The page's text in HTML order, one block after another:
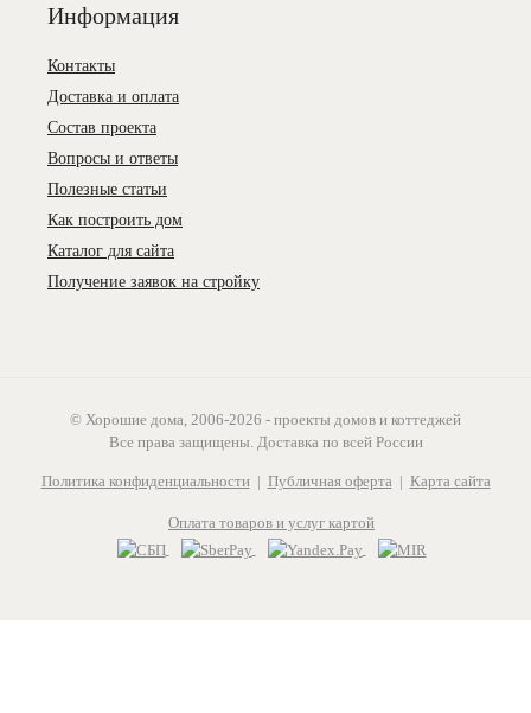
Информация
Контакты
Доставка и оплата
Состав проекта
Вопросы и ответы
Полезные статьи
Как построить дом
Каталог для сайта
Получение заявок на стройку
© Хорошие дома, 2006-2026 - проекты домов и коттеджей
Все права защищены. Доставка по всей России
Политика конфиденциальности| Публичная оферта | Карта сайта
Оплата товаров и услуг картой